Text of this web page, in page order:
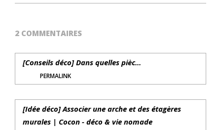
2 COMMENTAIRES
[Conseils déco] Dans quelles pièc...
PERMALINK
[Idée déco] Associer une arche et des étagères
murales | Cocon - déco & vie nomade